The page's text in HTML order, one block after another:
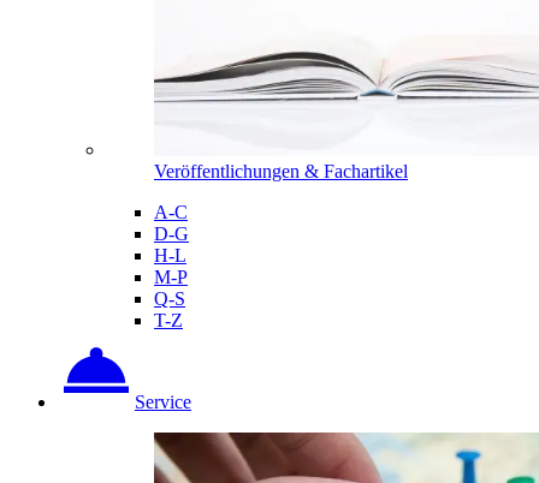
Veröffentlichungen & Fachartikel
A-C
D-G
H-L
M-P
Q-S
T-Z
Service